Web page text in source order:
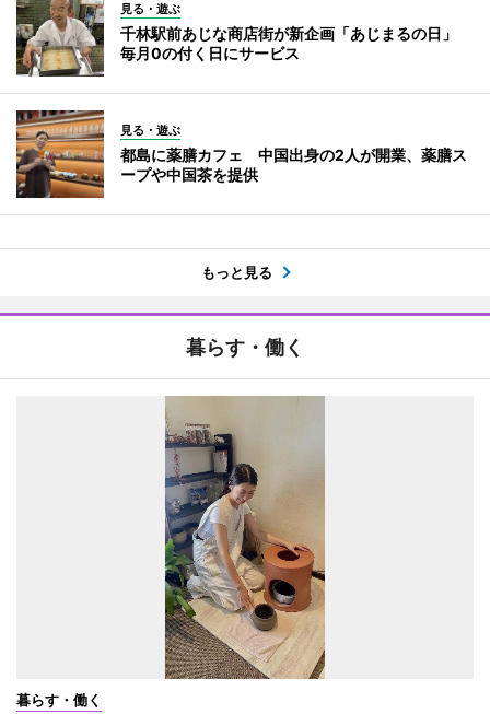
見る・遊ぶ
千林駅前あじな商店街が新企画「あじまるの日」
毎月0の付く日にサービス
見る・遊ぶ
都島に薬膳カフェ 中国出身の2人が開業、薬膳ス
ープや中国茶を提供
もっと見る
暮らす・働く
暮らす・働く